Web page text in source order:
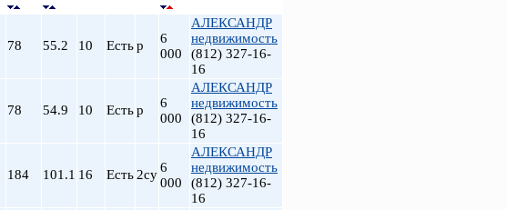
Лесная
Маяковская
78 55.2 10 Естьр
6
000
АЛЕКСАНДР
недвижимость
(812) 327-16-
16
78 54.9 10 Естьр
6
000
АЛЕКСАНДР
недвижимость
(812) 327-16-
16
184 101.1 16 Есть 2су6
000
АЛЕКСАНДР
недвижимость
(812) 327-16-
16